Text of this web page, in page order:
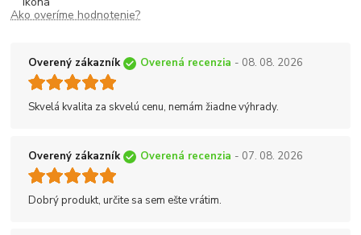
Ako overíme hodnotenie?
Overený zákazník Overená recenzia - 08. 08. 2026
Skvelá kvalita za skvelú cenu, nemám žiadne výhrady.
Overený zákazník Overená recenzia - 07. 08. 2026
Dobrý produkt, určite sa sem ešte vrátim.